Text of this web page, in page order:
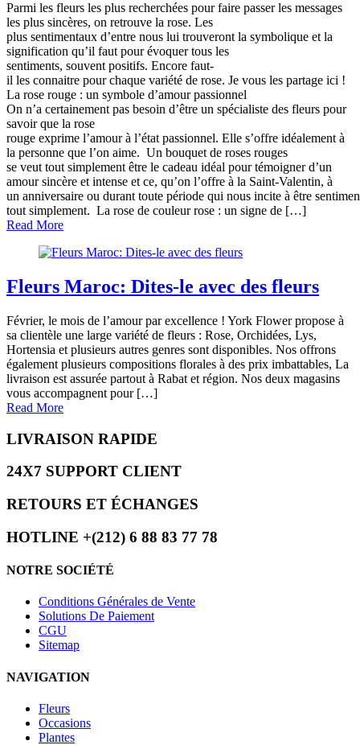
Parmi les fleurs les plus recherchées pour faire passer les messages
les plus sincères, on retrouve la rose. Les
plus sentimentaux d’entre nous lui trouveront la symbolique et la
signification qu’il faut pour évoquer tous les
sentiments, souvent positifs. Encore faut-
il les connaitre pour chaque variété de rose. Je vous les partage ici !
La rose rouge : un symbole d’amour passionnel
On n’a certainement pas besoin d’être un spécialiste des fleurs pour
savoir que la rose
rouge exprime l’amour à l’état passionnel. Elle s’offre idéalement à
la personne que l’on aime. Un bouquet de roses rouges
se veut tout simplement être le cadeau idéal pour témoigner d’un
amour sincère et intense et ce, qu’on l’offre à la Saint-Valentin, à
un anniversaire ou durant toute période qui nous incite à être
tout simplement. La rose de couleur rose : un signe de […]
Read More
Fleurs Maroc: Dites-le avec des fleurs
Février, le mois de l’amour par excellence ! York Flower propose à
sa clientèle une large variété de fleurs : Rose, Orchidées, Lys,
Hortensia et plusieurs autres genres sont disponibles. Nos offrons
également plusieurs compositions florales à des prix imbattables, La
livraison est assurée partout à Rabat et région. Nos deux magasins
vous accompagnent pour […]
Read More
LIVRAISON RAPIDE
24X7 SUPPORT CLIENT
RETOURS ET ÉCHANGES
HOTLINE +(212) 6 88 83 77 78
NOTRE SOCIÉTÉ
Conditions Générales de Vente
Solutions De Paiement
CGU
Sitemap
NAVIGATION
Fleurs
Occasions
Plantes